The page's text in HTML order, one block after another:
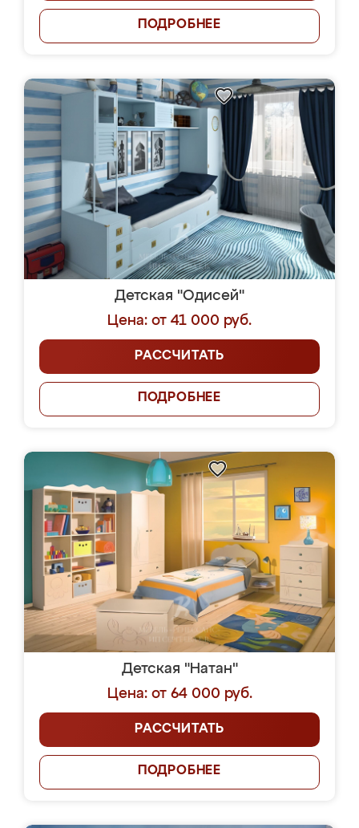
ПОДРОБНЕЕ
Детская "Одисей"
Цена: от 41 000 руб.
РАССЧИТАТЬ
ПОДРОБНЕЕ
Детская "Натан"
Цена: от 64 000 руб.
РАССЧИТАТЬ
ПОДРОБНЕЕ